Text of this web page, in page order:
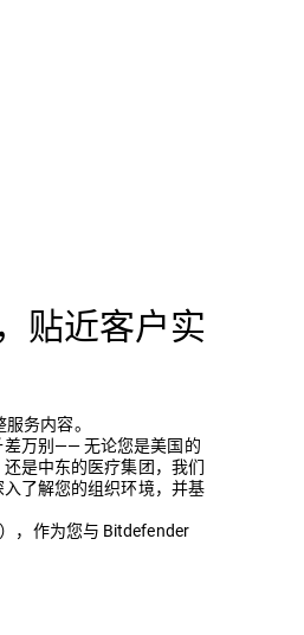
贴近客户实
务内容。
差万别—— 无论您是美国的
是中东的医疗集团，我们
了解您的组织环境，并基
，作为您与 Bitdefender